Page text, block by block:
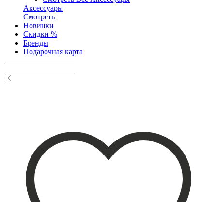
Аксессуары
Смотреть
Новинки
Скидки %
Бренды
Подарочная карта